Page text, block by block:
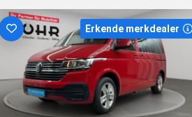
Erkende merkdealer